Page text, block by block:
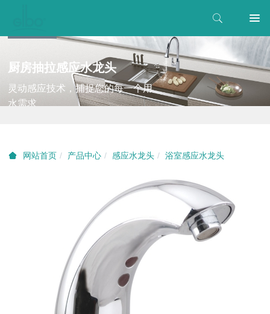
厨房抽拉感应水龙头
灵动感应技术，捕捉您的每一个用
水需求
网站首页 产品中心 感应水龙头 浴室感应水龙头